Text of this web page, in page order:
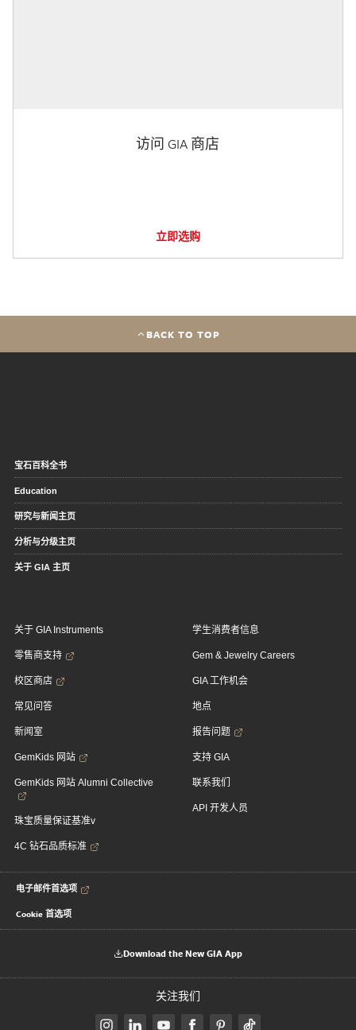
访问 GIA 商店
立即选购
BACK TO TOP
宝石百科全书
Education
研究与新闻主页
分析与分级主页
关于 GIA 主页
关于 GIA Instruments
零售商支持
校区商店
常见问答
新闻室
GemKids 网站
GemKids 网站 Alumni Collective
珠宝质量保证基准v
4C 钻石品质标准
学生消费者信息
Gem & Jewelry Careers
GIA 工作机会
地点
报告问题
支持 GIA
联系我们
API 开发人员
电子邮件首选项
Cookie 首选项
Download the New GIA App
关注我们